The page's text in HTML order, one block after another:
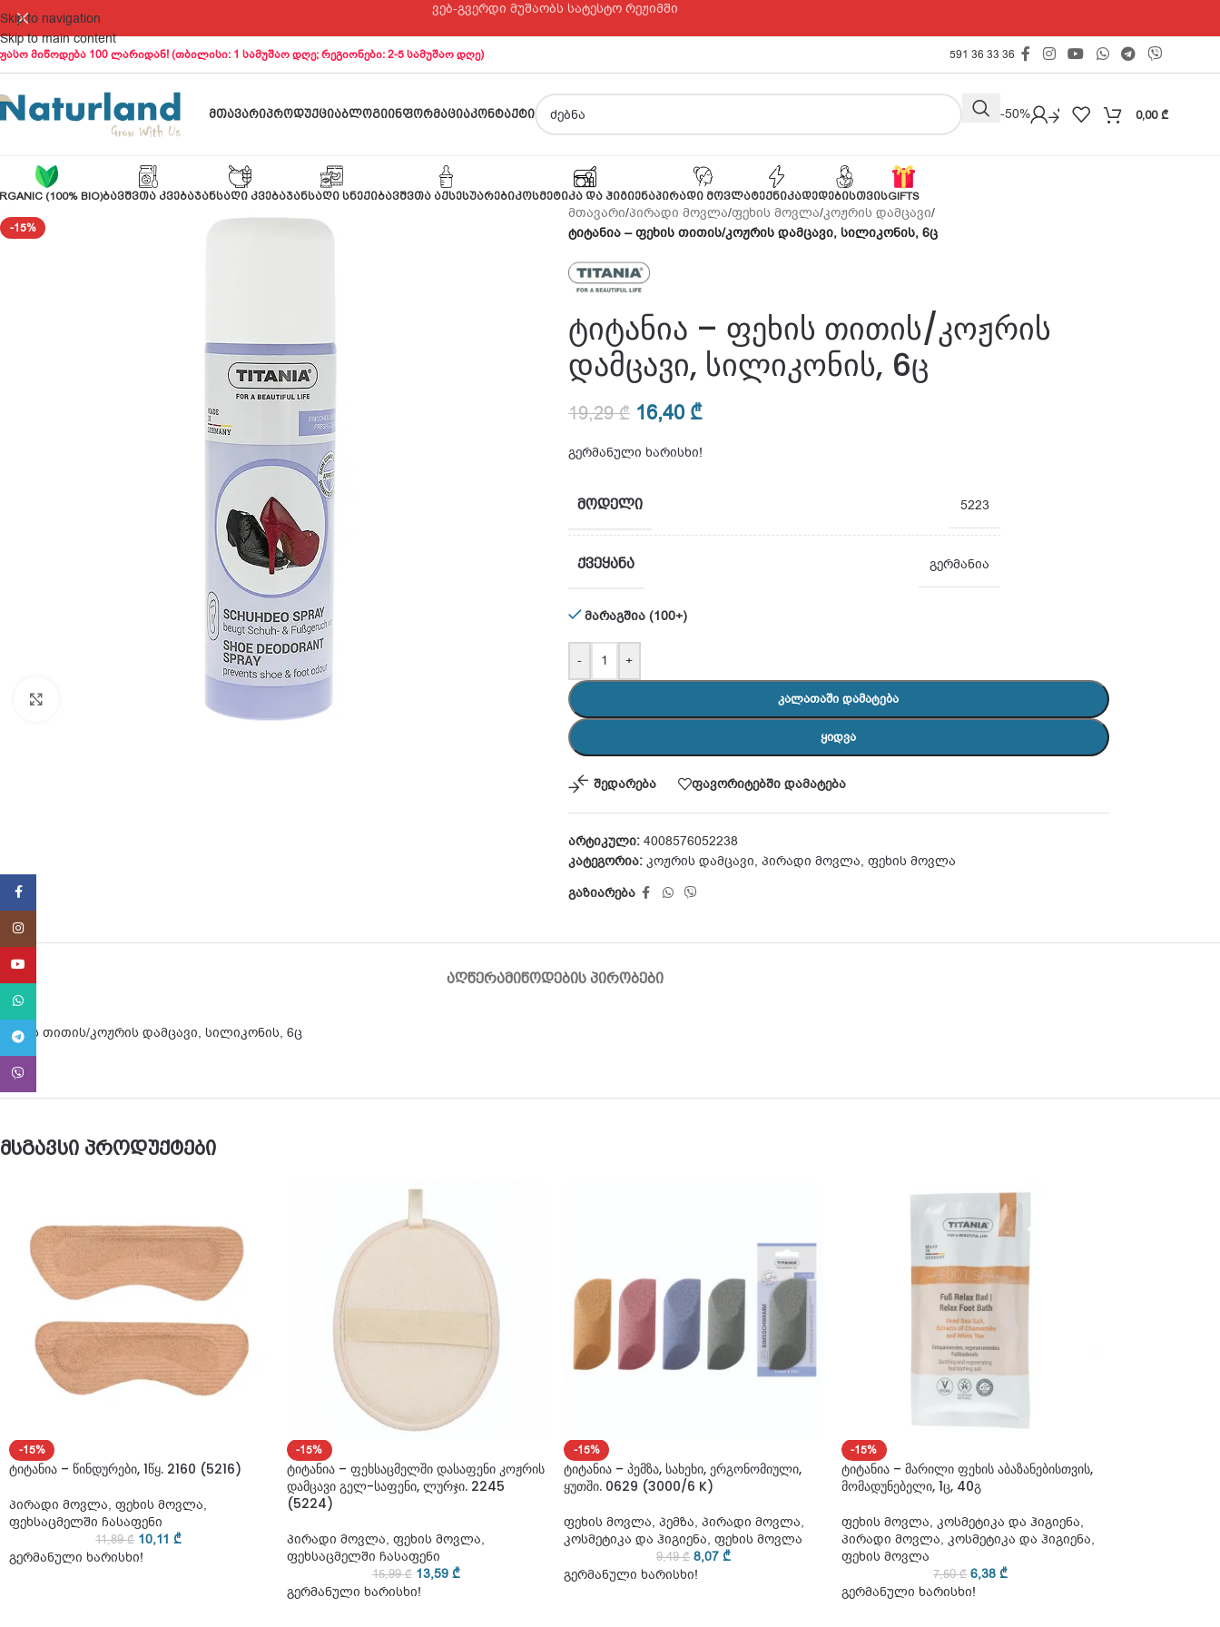
Skip to navigation
Skip to main content
ვებ-გვერდი მუშაობს სატესტო რეჟიმში
მიწოდება 100 ლარიდან! (თბილისი: 1 სამუშაო დღე; რეგიონები: 2-5 სამუშაო დღე) 591 36 33 36
ᲛᲗᲐᲕᲐᲠᲘᲞᲠᲝᲓᲣᲥᲪᲘᲐᲑᲚᲝᲒᲘᲘᲜᲤᲝᲠᲛᲐᲪᲘᲐᲙᲝᲜᲢᲐᲥᲢᲘ Outlet -50% 0,00 ₾
(100% BIO)ᲑᲐᲕᲨᲕᲗᲐ ᲙᲕᲔᲑᲐᲯᲐᲜᲡᲐᲦᲘ ᲙᲕᲔᲑᲐᲯᲐᲜᲡᲐᲦᲘ ᲡᲜᲔᲥᲘᲑᲐᲕᲨᲕᲗᲐ ᲐᲥᲡᲔᲡᲣᲐᲠᲔᲑᲘᲙᲝᲡᲛᲔᲢᲘᲙᲐ ᲓᲐ ᲰᲘᲒᲘᲔᲜᲐᲞᲘᲠᲐᲓᲘ ᲛᲝᲕᲚᲐᲢᲔᲥᲜᲘᲙᲐᲓᲔᲓᲔᲑᲘᲡᲗᲕᲘᲡGIFTS
-15%
მთავარი/პირადი მოვლა/ფეხის მოვლა/კოჟრის დამცავი/
ტიტანია – ფეხის თითის/კოჟრის დამცავი, სილიკონის, 6ც
ტიტანია – ფეხის თითის/კოჟრის
დამცავი, სილიკონის, 6ც
19,29₾ 16,40 ₾
გერმანული ხარისხი!
ᲛᲝᲓᲔᲚᲘ 5223
ᲥᲕᲔᲧᲐᲜᲐ გერმანია
მარაგშია (100+)
- +
ᲙᲐᲚᲐᲗᲐᲨᲘ ᲓᲐᲛᲐᲢᲔᲑᲐ
ᲧᲘᲓᲕᲐ
შედარება ფავორიტებში დამატება
არტიკული: 4008576052238
კატეგორია: კოჟრის დამცავი, პირადი მოვლა, ფეხის მოვლა
გაზიარება
ᲐᲦᲬᲔᲠᲐᲛᲘᲬᲝᲓᲔᲑᲘᲡ ᲞᲘᲠᲝᲑᲔᲑᲘ
ფეხის თითის/კოჟრის დამცავი, სილიკონის, 6ც
მსგავსი პროდუქტები
-15%
ტიტანია – წინდურები, 1წყ. 2160 (5216)
პირადი მოვლა, ფეხის მოვლა,
ფეხსაცმელში ჩასაფენი
11,89₾ 10,11₾
გერმანული ხარისხი!
-15%
ტიტანია – ფეხსაცმელში დასაფენი კოჟრის
დამცავი გელ-საფენი, ლურჯი. 2245
(5224)
პირადი მოვლა, ფეხის მოვლა,
ფეხსაცმელში ჩასაფენი
15,99₾ 13,59 ₾
გერმანული ხარისხი!
-15%
ტიტანია – პემზა, სახეხი, ერგონომიული,
ყუთში. 0629 (3000/6 K)
ფეხის მოვლა, პემზა, პირადი მოვლა,
კოსმეტიკა და ჰიგიენა, ფეხის მოვლა
9,49₾ 8,07 ₾
გერმანული ხარისხი!
-15%
ტიტანია – მარილი ფეხის აბაზანებისთვის,
მომადუნებელი, 1ც, 40გ
ფეხის მოვლა, კოსმეტიკა და ჰიგიენა,
პირადი მოვლა, კოსმეტიკა და ჰიგიენა,
ფეხის მოვლა
7,50₾ 6,38₾
გერმანული ხარისხი!
Telegram